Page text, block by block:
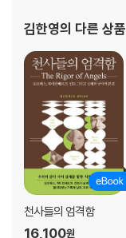
김한영의 다른 상품
천사들의 엄격함
16,100원